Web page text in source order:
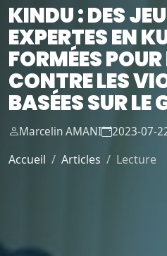
KINDU : DES
EXPERTES EN
FORMÉES
CONTRE LES
BASÉES SUR LE
Marcelin AMANI 2023-07-
Accueil Articles Lecture